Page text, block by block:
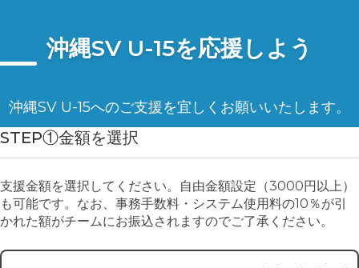
沖縄SV U-15を応援しよう
沖縄SV U-15へのご支援を宜しくお願いいたします。
STEP①金額を選択
支援金額を選択してください。自由金額設定（3000円以上）
も可能です。なお、事務手数料・システム使用料の10％が引
かれた額がチームにお振込されますのでご了承ください。